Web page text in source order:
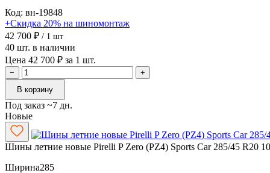
Код: вн-19848
+Скидка 20% на шиномонтаж
42 700 ₽ / 1 шт
40 шт. в наличии
Цена 42 700 ₽ за 1 шт.
−
+
В корзину
Под заказ ~7 дн.
Новые
Шины летние новые Pirelli P Zero (PZ4) Sports Car 285/45 R20
Ширина285